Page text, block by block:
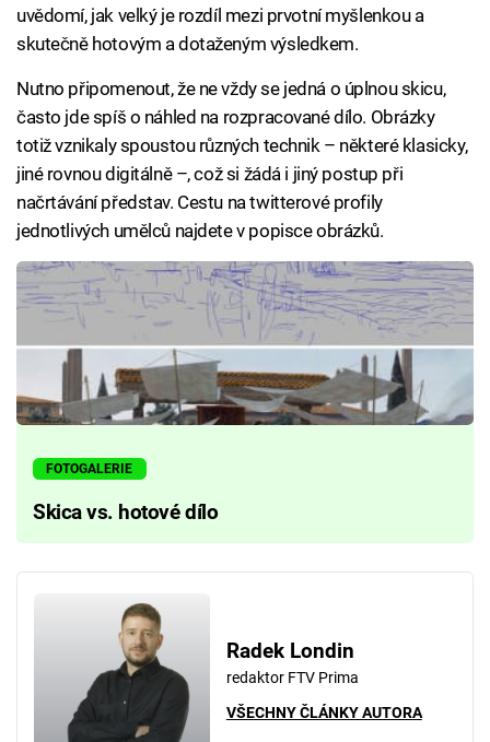
uvědomí, jak velký je rozdíl mezi prvotní myšlenkou a
skutečně hotovým a dotaženým výsledkem.
Nutno připomenout, že ne vždy se jedná o úplnou skicu,
často jde spíš o náhled na rozpracované dílo. Obrázky
totiž vznikaly spoustou různých technik – některé klasicky,
jiné rovnou digitálně –, což si žádá i jiný postup při
načrtávání představ. Cestu na twitterové profily
jednotlivých umělců najdete v popisce obrázků.
FOTOGALERIE
Skica vs. hotové dílo
Radek Londin
redaktor FTV Prima
VŠECHNY ČLÁNKY AUTORA